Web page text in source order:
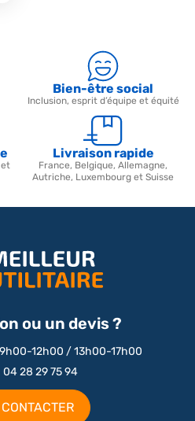
Bien-être social
Inclusion, esprit d’équipe et équité
et
Livraison rapide
France, Belgique, Allemagne,
Autriche, Luxembourg et Suisse
ou un devis ?
12h00 / 13h00-17h00
04 28 29 75 94